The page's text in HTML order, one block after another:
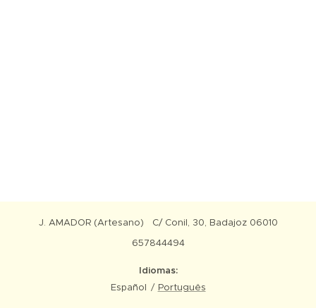
J. AMADOR (Artesano) C/ Conil, 30, Badajoz 06010
657844494
Idiomas
Español
Português